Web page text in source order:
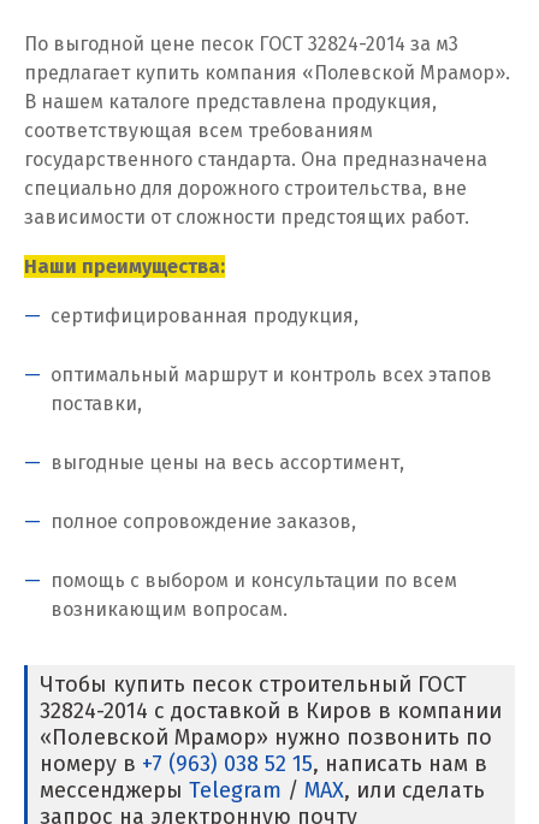
Качканар
Кемерово
Киров
Кировград
Клин
Когалым
Коелга
Королёв
Кострома
Красногорск
Краснотурьинск
Красноуфимск
Красноярск
По выгодной цене песок ГОСТ 32824-2014 за м3
предлагает купить компания «Полевской Мрамор».
В нашем каталоге представлена продукция,
соответствующая всем требованиям
государственного стандарта. Она предназначена
специально для дорожного строительства, вне
зависимости от сложности предстоящих работ.
Наши преимущества:
сертифицированная продукция,
оптимальный маршрут и контроль всех этапов
поставки,
выгодные цены на весь ассортимент,
полное сопровождение заказов,
помощь с выбором и консультации по всем
возникающим вопросам.
Чтобы купить песок строительный ГОСТ
32824-2014 с доставкой в Киров в компании
«Полевской Мрамор» нужно позвонить по
номеру в +7 (963) 038 52 15, написать нам в
мессенджеры Telegram / MAX, или сделать
запрос на электронную почту